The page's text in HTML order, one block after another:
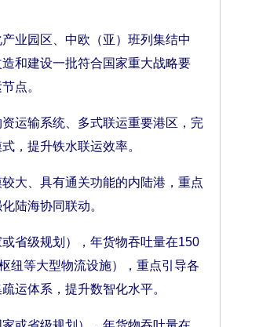
业园区、中欧（亚）班列集结中
和建设一批符合国家重大战略要
点。
运输系统、多式联运重要港区，完
，提升铁水联运效率。
大、具有通关功能的内陆港，重点
陆海协同联动。
省级规划），年货物吞吐量在150
纽等大型物流设施），重点引导各
运体系，提升数智化水平。